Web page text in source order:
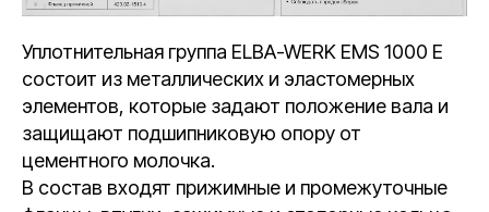
Уплотнительная группа ELBA-WERK EMS 1000 E
состоит из металлических и эластомерных
элементов, которые задают положение вала и
защищают подшипниковую опору от
цементного молочка.
В состав входят прижимные и промежуточные